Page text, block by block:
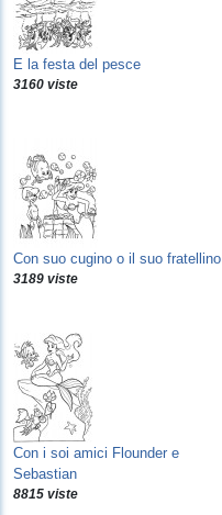
E la festa del pesce
3160 viste
Con suo cugino o il suo fratellino
3189 viste
Con i soi amici Flounder e
Sebastian
8815 viste